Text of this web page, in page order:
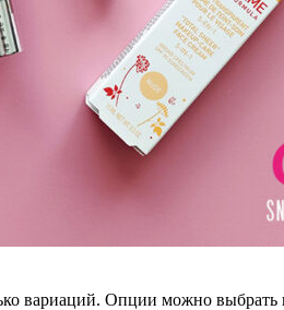
вариаций. Опции можно выбрать